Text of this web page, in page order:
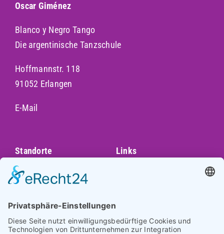
Oscar Giménez
Blanco y Negro Tango
Die argentinische Tanzschule
Hoffmannstr. 118
91052 Erlangen
E-Mail
Standorte
Augsburg
Darmstadt
Frankfurt
Links
Impressum